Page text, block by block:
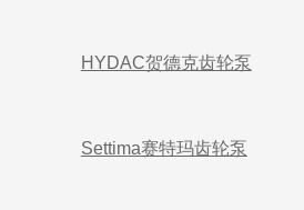
HYDAC贺德克齿轮泵
Settima赛特玛齿轮泵